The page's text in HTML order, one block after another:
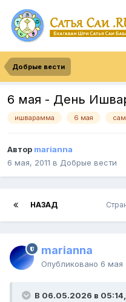
Добрые вести
6 мая - День
ишварамма 6 мая
Автор marianna
6 мая, 2011 в Добрые вести
НАЗАД
marianna
Опубликовано 6 мая
В 06.05.2026 в